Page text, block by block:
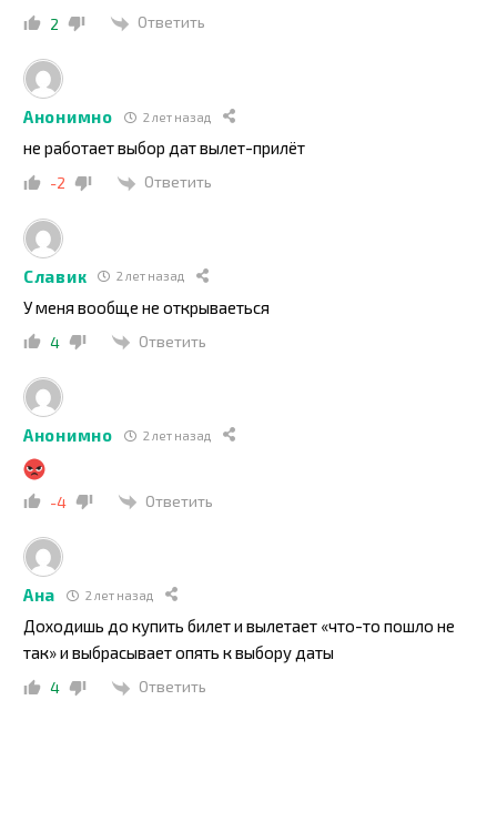
2 Ответить
Анонимно 2 лет назад
не работает выбор дат вылет-прилёт
-2 Ответить
Славик 2 лет назад
У меня вообще не открываеться
4 Ответить
Анонимно 2 лет назад
-4 Ответить
Ана 2 лет назад
Доходишь до купить билет и вылетает «что-то пошло не
так» и выбрасывает опять к выбору даты
4 Ответить